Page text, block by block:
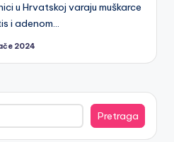
u Hrvatskoj varaju muškarce
i adenom…
2024
Pretraga